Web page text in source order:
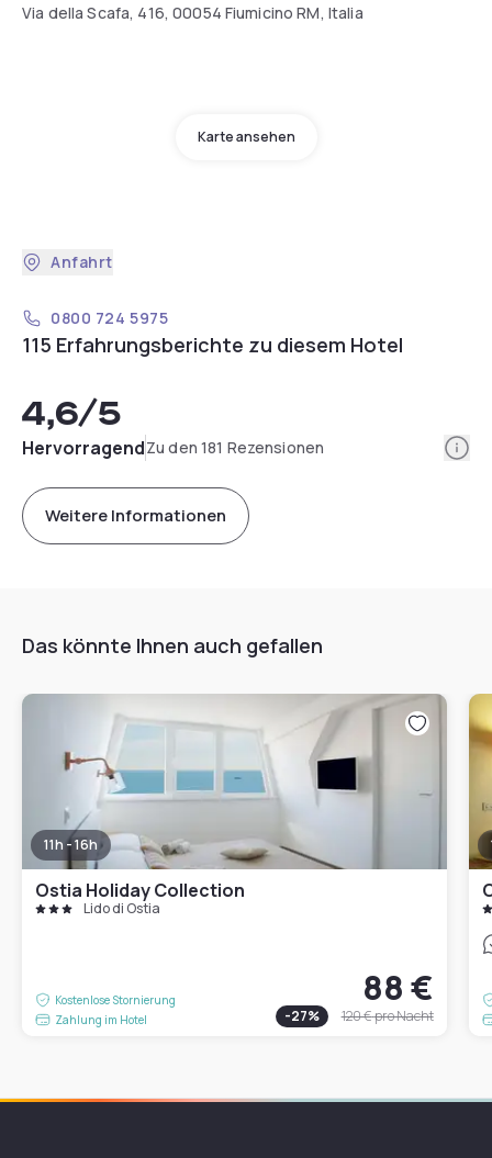
Via della Scafa, 416, 00054 Fiumicino RM, Italia
Karte ansehen
Anfahrt
0800 724 5975
115 Erfahrungsberichte zu diesem Hotel
4,6/5
HervorragendZu den 181 Rezensionen
Weitere Informationen
Das könnte Ihnen auch gefallen
11h - 16h
Ostia Holiday Collection
Lido di Ostia
Kostenlose Stornierung
Zahlung im Hotel
88 €
-27% 120 €pro Nacht